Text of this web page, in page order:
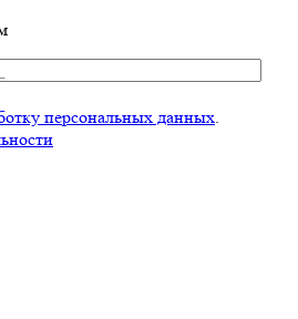
персональных данных.